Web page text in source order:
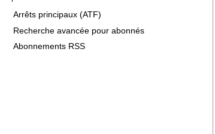
Arrêts principaux (ATF)
Recherche avancée pour abonnés
Abonnements RSS